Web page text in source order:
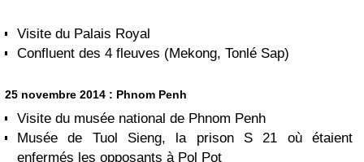
Visite du Palais Royal
Confluent des 4 fleuves (Mekong, Tonlé Sap)
25 novembre 2014 : Phnom Penh
Visite du musée national de Phnom Penh
Musée de Tuol Sieng, la prison S 21 où étaient
enfermés les opposants à Pol Pot